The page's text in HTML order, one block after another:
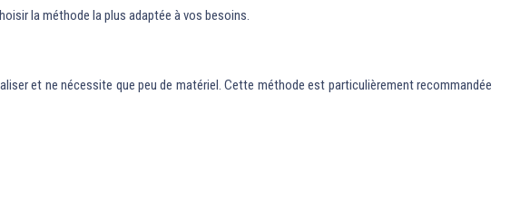
la méthode la plus adaptée à vos besoins.
et ne nécessite que peu de matériel. Cette méthode est particulièrement recommandée